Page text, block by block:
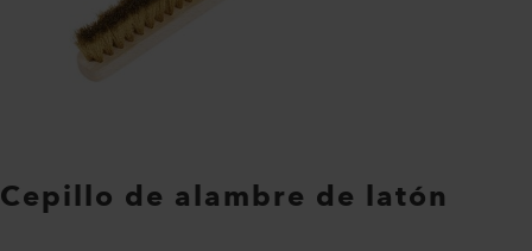
Cepillo de alambre de latón